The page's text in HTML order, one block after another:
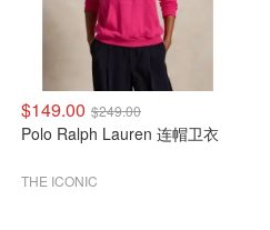
$149.00 $249.00
Polo Ralph Lauren 连帽卫衣
THE ICONIC